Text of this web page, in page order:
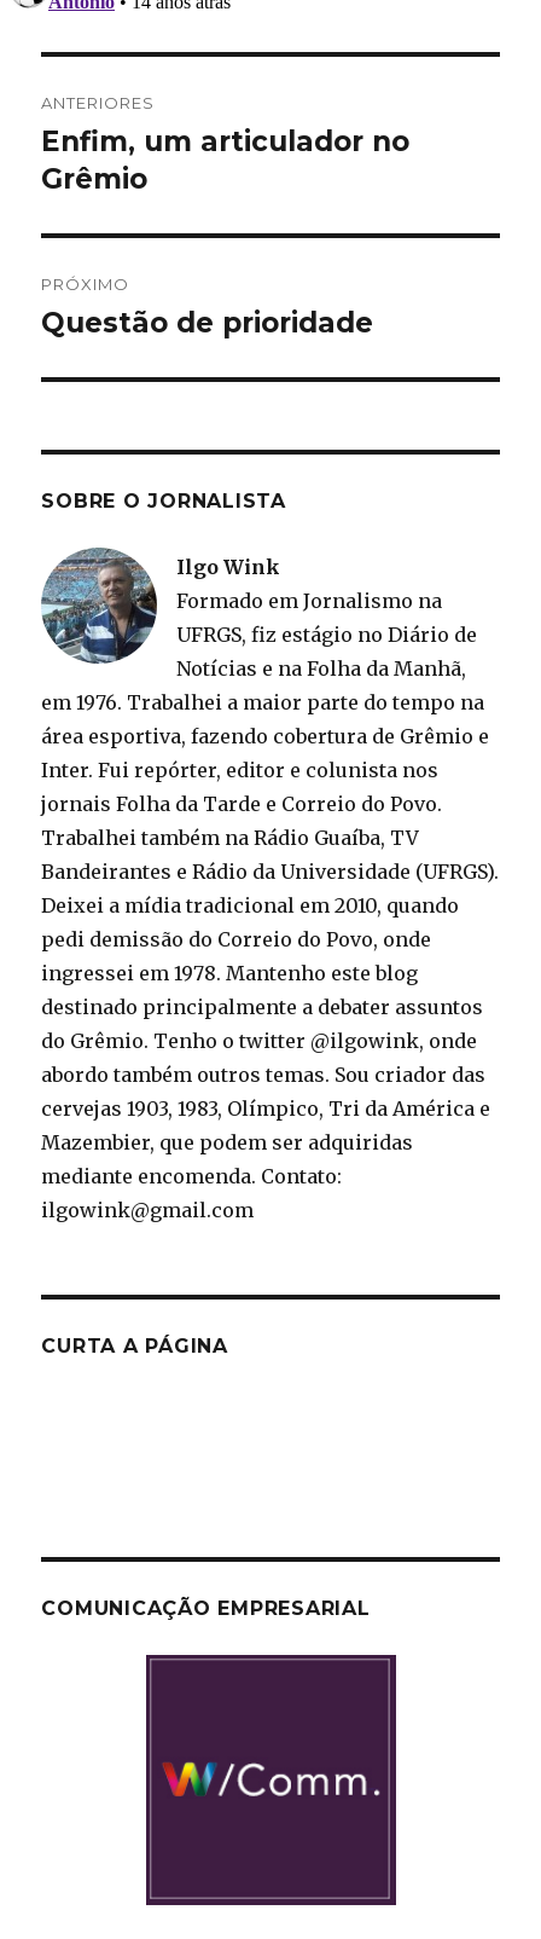
de
Post
ANTERIORES
Post
anterior:
Enfim, um articulador no
Grêmio
PRÓXIMO
Próximo
Questão de prioridade
SOBRE O JORNALISTA
Ilgo Wink
Formado em Jornalismo na
UFRGS, fiz estágio no Diário de
Notícias e na Folha da Manhã,
em 1976. Trabalhei a maior parte do tempo na
área esportiva, fazendo cobertura de Grêmio e
Inter. Fui repórter, editor e colunista nos
jornais Folha da Tarde e Correio do Povo.
Trabalhei também na Rádio Guaíba, TV
Bandeirantes e Rádio da Universidade (UFRGS).
Deixei a mídia tradicional em 2010, quando
pedi demissão do Correio do Povo, onde
ingressei em 1978. Mantenho este blog
destinado principalmente a debater assuntos
do Grêmio. Tenho o twitter @ilgowink, onde
abordo também outros temas. Sou criador das
cervejas 1903, 1983, Olímpico, Tri da América e
Mazembier, que podem ser adquiridas
mediante encomenda. Contato:
ilgowink@gmail.com
CURTA A PÁGINA
COMUNICAÇÃO EMPRESARIAL